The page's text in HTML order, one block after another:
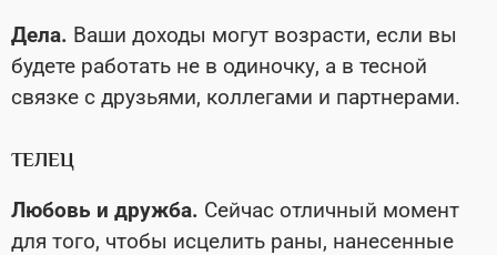
Дела. Ваши доходы могут возрасти, если вы
будете работать не в одиночку, а в тесной
связке с друзьями, коллегами и партнерами.
ТЕЛЕЦ
Любовь и дружба. Сейчас отличный момент
для того, чтобы исцелить раны, нанесенные